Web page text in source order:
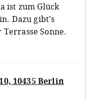
ist zum Glück
Dazu gibt's
Sonne.
10435 Berlin